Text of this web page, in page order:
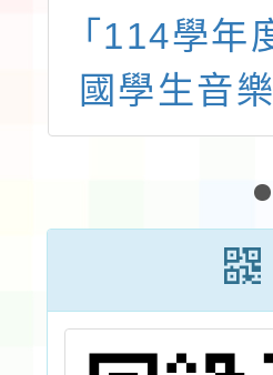
「114學年
國學生音
賽」決賽報